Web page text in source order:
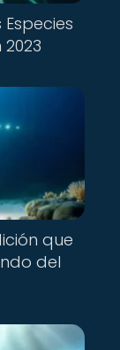
que
del